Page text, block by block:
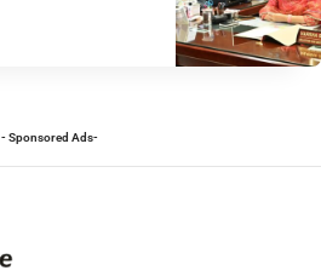
- Sponsored Ads-